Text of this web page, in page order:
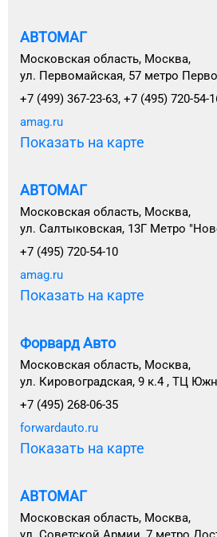
АВТОМАГ
Московская область, Москва,
ул. Первомайская, 57 метро
+7 (499) 367-23-63, +7 (495) 720-54-
amag.ru
Показать на карте
АВТОМАГ
Московская область, Москва,
ул. Салтыковская, 13Г Метро
+7 (495) 720-54-10
amag.ru
Показать на карте
Форвард Авто
Московская область, Москва,
ул. Кировоградская, 9 к.4 , ТЦ
+7 (495) 268-06-35
forwardauto.ru
Показать на карте
АВТОМАГ
Московская область, Москва,